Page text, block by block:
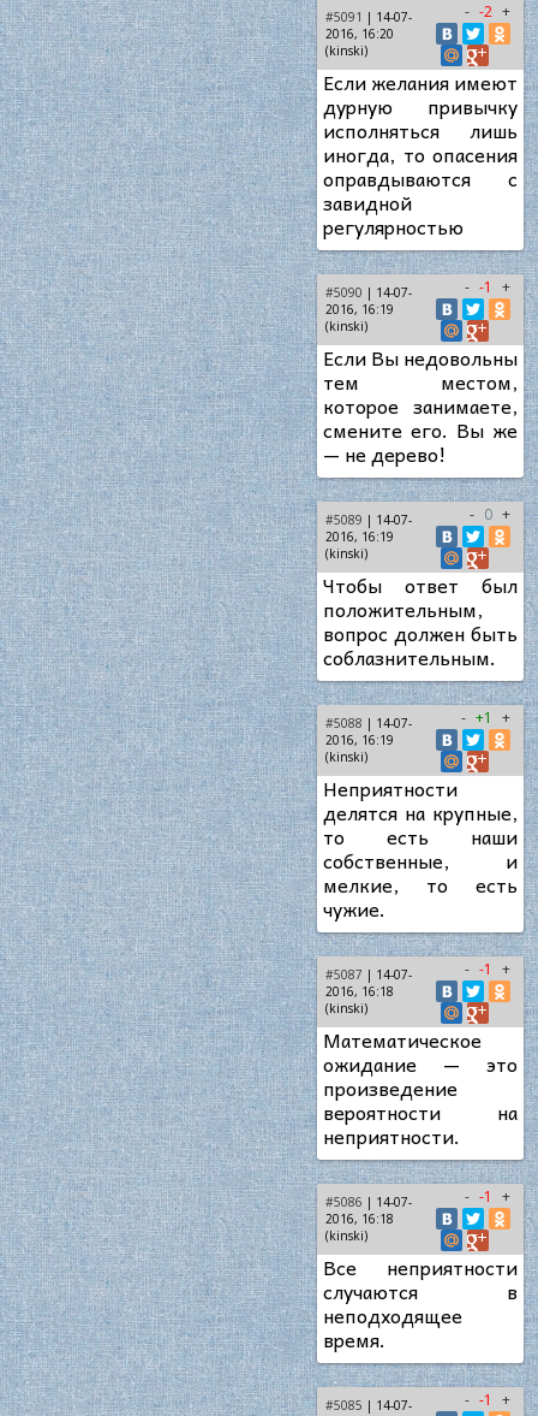
#5091 | 14-07-
2016, 16:20
(kinski)
- -2 +
Если желания имеют
дурную привычку
исполняться лишь
иногда, то опасения
оправдываются с
завидной
регулярностью
#5090 | 14-07-
2016, 16:19
(kinski)
- -1 +
Если Вы недовольны
тем местом,
которое занимаете,
смените его. Вы же
— не дерево!
#5089 | 14-07-
2016, 16:19
(kinski)
- 0 +
Чтобы ответ был
положительным,
вопрос должен быть
соблазнительным.
#5088 | 14-07-
2016, 16:19
(kinski)
- +1 +
Неприятности
делятся на крупные,
то есть наши
собственные, и
мелкие, то есть
чужие.
#5087 | 14-07-
2016, 16:18
(kinski)
- -1 +
Математическое
ожидание — это
произведение
вероятности на
неприятности.
#5086 | 14-07-
2016, 16:18
(kinski)
- -1 +
Все неприятности
случаются в
неподходящее
время.
#5085 | 14-07-
- -1 +